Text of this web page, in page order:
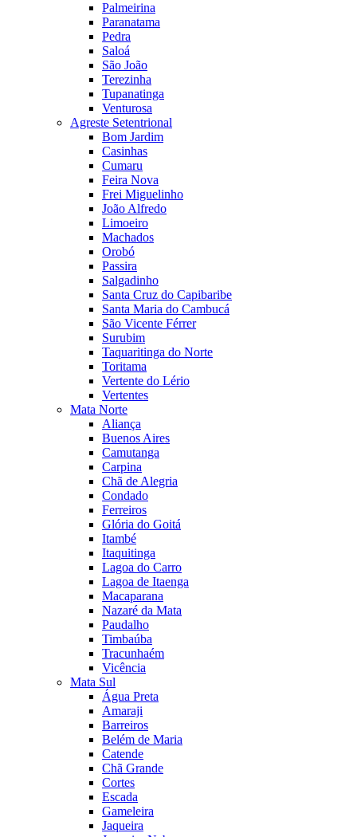
Palmeirina
Paranatama
Pedra
Saloá
São João
Terezinha
Tupanatinga
Venturosa
Agreste Setentrional
Bom Jardim
Casinhas
Cumaru
Feira Nova
Frei Miguelinho
João Alfredo
Limoeiro
Machados
Orobó
Passira
Salgadinho
Santa Cruz do Capibaribe
Santa Maria do Cambucá
São Vicente Férrer
Surubim
Taquaritinga do Norte
Toritama
Vertente do Lério
Vertentes
Mata Norte
Aliança
Buenos Aires
Camutanga
Carpina
Chã de Alegria
Condado
Ferreiros
Glória do Goitá
Itambé
Itaquitinga
Lagoa do Carro
Lagoa de Itaenga
Macaparana
Nazaré da Mata
Paudalho
Timbaúba
Tracunhaém
Vicência
Mata Sul
Água Preta
Amaraji
Barreiros
Belém de Maria
Catende
Chã Grande
Cortes
Escada
Gameleira
Jaqueira